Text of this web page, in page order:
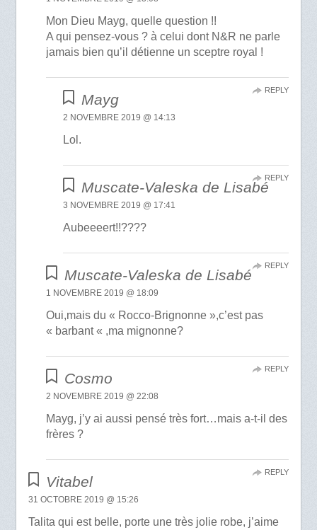
Mon Dieu Mayg, quelle question !!
A qui pensez-vous ? à celui dont N&R ne parle
jamais bien qu’il détienne un sceptre royal !
Mayg
2 NOVEMBRE 2019 @ 14:13
Lol.
REPLY
Muscate-Valeska de Lisabé
3 NOVEMBRE 2019 @ 17:41
Aubeeeert!!????
REPLY
Muscate-Valeska de Lisabé
1 NOVEMBRE 2019 @ 18:09
Oui,mais du « Rocco-Brignonne »,c’est pas
« barbant « ,ma mignonne?
REPLY
Cosmo
2 NOVEMBRE 2019 @ 22:08
Mayg, j’y ai aussi pensé très fort…mais a-t-il des
frères ?
REPLY
Vitabel
31 OCTOBRE 2019 @ 15:26
Talita qui est belle, porte une très jolie robe, j’aime
REPLY